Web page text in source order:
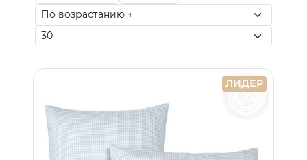
ЛИДЕР